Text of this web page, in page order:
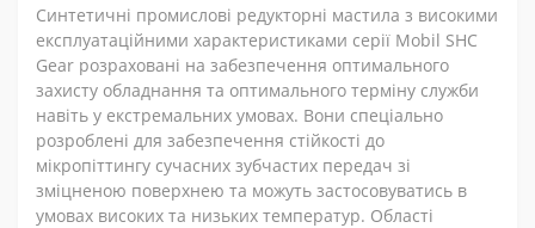
Синтетичні промислові редукторні мастила з високими
експлуатаційними характеристиками серії Mobil SHC
Gear розраховані на забезпечення оптимального
захисту обладнання та оптимального терміну служби
навіть у екстремальних умовах. Вони спеціально
розроблені для забезпечення стійкості до
мікропіттингу сучасних зубчастих передач зі
зміцненою поверхнею та можуть застосовуватись в
умовах високих та низьких температур. Області